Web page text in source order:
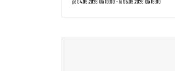
pe 04.09.2026 klo 10:00-la 05.09.2026 klo 16:00